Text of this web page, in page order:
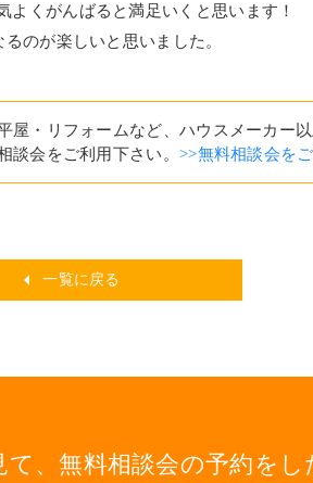
くがんばると満足いくと思います！
のが楽しいと思いました。
・リフォームなど、ハウスメーカー
談会をご利用下さい。 >>無料相談会を
一覧に戻る
て、無料相談会の予約を